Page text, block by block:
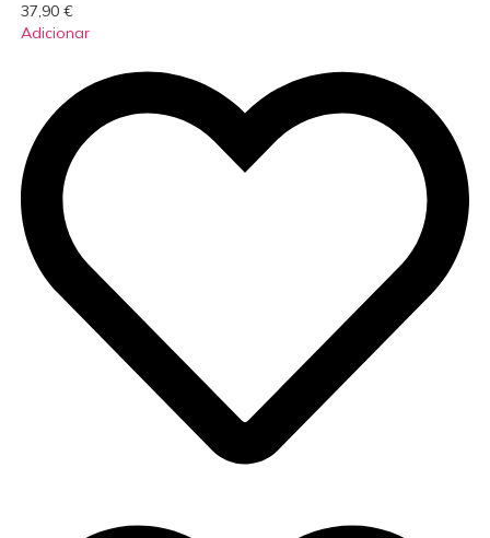
37,90 €
Adicionar